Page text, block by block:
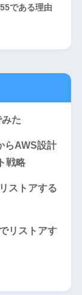
である理由
た
らAWS設計
戦略
ストアする
リストアす